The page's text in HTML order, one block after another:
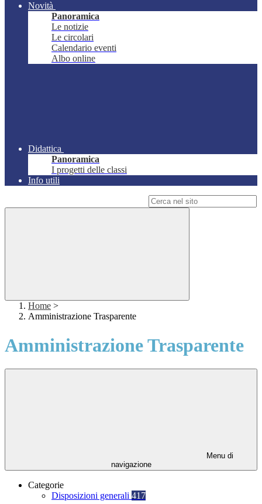
Novità
Panoramica
Le notizie
Le circolari
Calendario eventi
Albo online
Didattica
Panoramica
I progetti delle classi
Info utili
Home >
Amministrazione Trasparente
Amministrazione Trasparente
Menu di
navigazione
Categorie
Disposizioni generali 417